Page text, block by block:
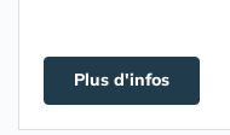
Plus d'infos